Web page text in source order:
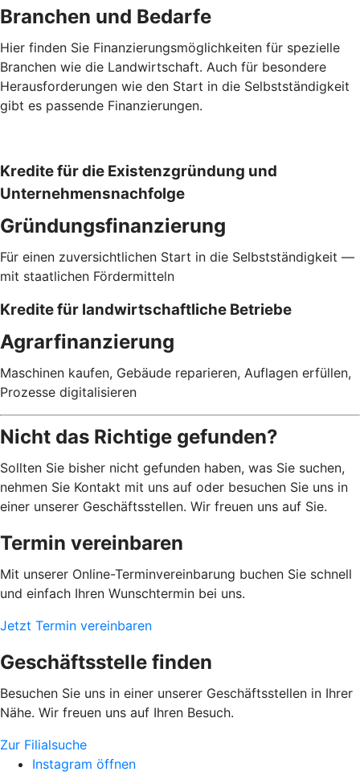
Branchen und Bedarfe
Hier finden Sie Finanzierungsmöglichkeiten für spezielle
Branchen wie die Landwirtschaft. Auch für besondere
Herausforderungen wie den Start in die Selbstständigkeit
gibt es passende Finanzierungen.
Kredite für die Existenzgründung und
Unternehmensnachfolge
Gründungsfinanzierung
Für einen zuversichtlichen Start in die Selbstständigkeit —
mit staatlichen Fördermitteln
Kredite für landwirtschaftliche Betriebe
Agrarfinanzierung
Maschinen kaufen, Gebäude reparieren, Auflagen erfüllen,
Prozesse digitalisieren
Nicht das Richtige gefunden?
Sollten Sie bisher nicht gefunden haben, was Sie suchen,
nehmen Sie Kontakt mit uns auf oder besuchen Sie uns in
einer unserer Geschäftsstellen. Wir freuen uns auf Sie.
Termin vereinbaren
Mit unserer Online-Terminvereinbarung buchen Sie schnell
und einfach Ihren Wunschtermin bei uns.
Jetzt Termin vereinbaren
Geschäftsstelle finden
Besuchen Sie uns in einer unserer Geschäftsstellen in Ihrer
Nähe. Wir freuen uns auf Ihren Besuch.
Zur Filialsuche
Instagram öffnen